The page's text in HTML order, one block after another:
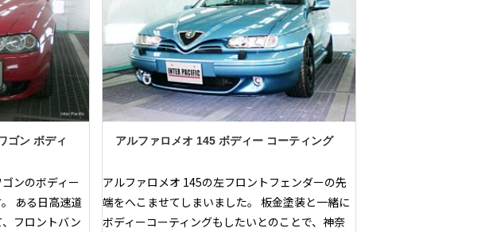
ゴン ボディ
ンのボディー
ある日高速道
フロントバン
アルファロメオ 145 ボディー コーティング
アルファロメオ 145の左フロントフェンダーの先
端をへこませてしまいました。 板金塗装と一緒に
ボディーコーティングもしたいとのことで、神奈